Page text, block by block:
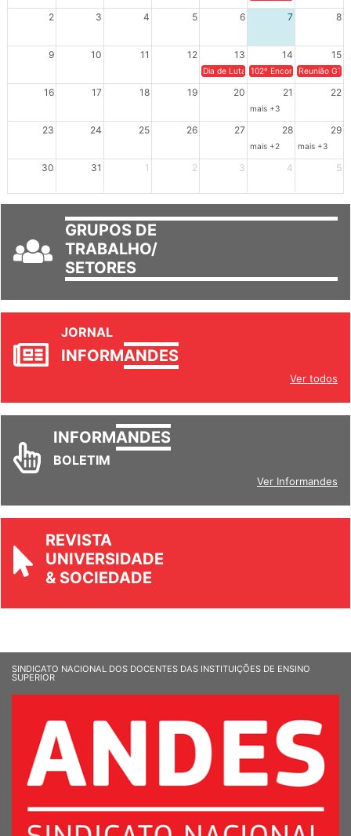
2 3 4 5 6 7 8
9 10 11 12 13 14 15
Dia de Luta em Defesa de Cuba e da
102º Encontro da
Reunião
16 17 18 19 20 21 22
mais +3
23 24 25 26 27 28 29
mais +2 mais +3
30 31 1 2 3 4 5
GRUPOS DE
TRABALHO/
SETORES
JORNAL
INFORMANDES
Ver todos
INFORMANDES
BOLETIM
Ver Informandes
REVISTA
UNIVERSIDADE
& SOCIEDADE
SINDICATO NACIONAL DOS DOCENTES DAS INSTITUIÇÕES DE ENSINO
SUPERIOR